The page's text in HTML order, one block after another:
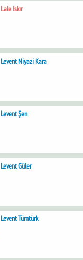
Lale Iskır
Levent Niyazi Kara
Levent Şen
Levent Güler
Levent Tümtürk